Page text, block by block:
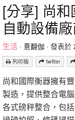
[分享] 尚
自動設備
生活 · 憙翻伽 · 發表於
列印版 twitter
尚和國際衡器擁有
製造，提供整合電
各式磅秤整合，包